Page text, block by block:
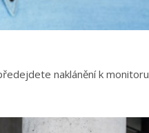
naklánění k monitoru